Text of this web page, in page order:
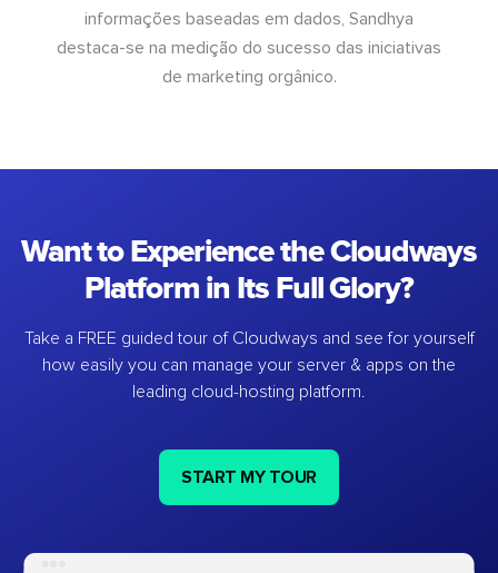
informações baseadas em dados, Sandhya
destaca-se na medição do sucesso das iniciativas
de marketing orgânico.
Want to Experience the Cloudways
Platform in Its Full Glory?
Take a FREE guided tour of Cloudways and see for yourself
how easily you can manage your server & apps on the
leading cloud-hosting platform.
START MY TOUR